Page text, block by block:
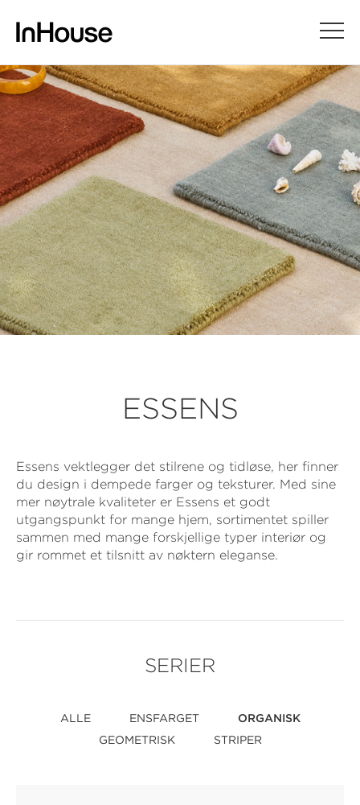
ESSENS
Essens vektlegger det stilrene og tidløse, her finner
du design i dempede farger og teksturer. Med sine
mer nøytrale kvaliteter er Essens et godt
utgangspunkt for mange hjem, sortimentet spiller
sammen med mange forskjellige typer interiør og
gir rommet et tilsnitt av nøktern eleganse.
SERIER
ALLE ENSFARGET
ORGANISK
GEOMETRISK
STRIPER